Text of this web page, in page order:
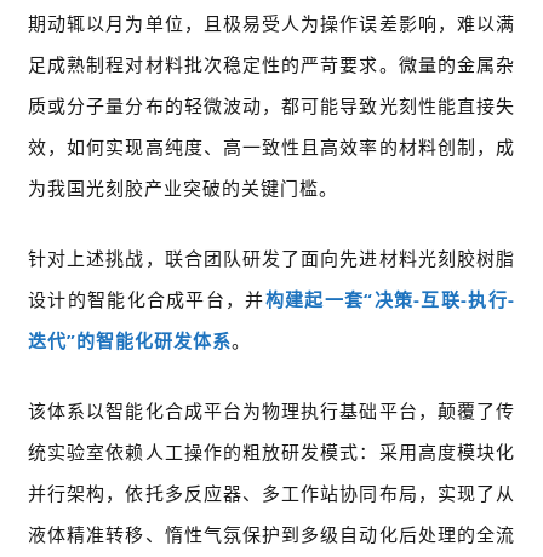
期动辄以月为单位，且极易受人为操作误差影响，难以满
足成熟制程对材料批次稳定性的严苛要求。微量的金属杂
质或分子量分布的轻微波动，都可能导致光刻性能直接失
效，如何实现高纯度、高一致性且高效率的材料创制，成
为我国光刻胶产业突破的关键门槛。
针对上述挑战，联合团队研发了面向先进材料光刻胶树脂
设计的智能化合成平台，并构建起一套“决策-互联-执行-
迭代”的智能化研发体系。
该体系以智能化合成平台为物理执行基础平台，颠覆了传
统实验室依赖人工操作的粗放研发模式：采用高度模块化
并行架构，依托多反应器、多工作站协同布局，实现了从
液体精准转移、惰性气氛保护到多级自动化后处理的全流